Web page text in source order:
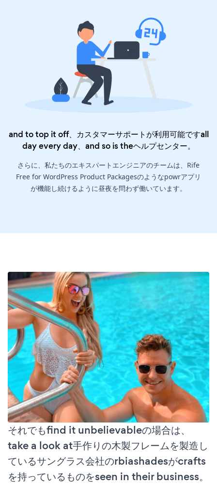
and to top it off、カスタマーサポートが利用可能ですall
day every day、and so is theヘルプセンター。
さらに、私たちのエキスパートエンジニアのチームは、Rife
Free for WordPress Product Packagesのようなpowrアプリ
が機能し続けるように昼夜を問わず働いています。
それでもfind it unbelievableの場合は、
take a look at手作りの木製フレームを製造し
ているサングラス会社のrbiashadesがcrafts
を持っているものをseen in their business。